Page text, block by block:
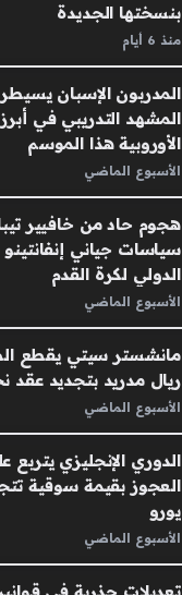
بنسختها الجديدة
منذ 6 أيام
المدربون الإسبان
المشهد التدريبي في
الأوروبية هذا الموسم
الأسبوع الماضي
هجوم حاد من خافيير
سياسات جياني إنفانتينو
الدولي لكرة القدم
الأسبوع الماضي
مانشستر سيتي يقطع
ريال مدريد بتجديد عقد
الأسبوع الماضي
الدوري الإنجليزي يتربع
يورو
الأسبوع الماضي
تعديلات جذرية في